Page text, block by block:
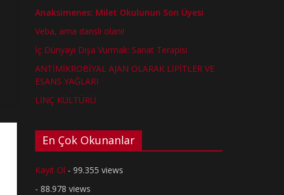
Anaksimenes: Milet Okulunun Son Üyesi
Veba, ama danslı olanı!
İç Dünyayı Dışa Vurmak: Sanat Terapisi
ANTİMİKROBİYAL AJAN OLARAK LİPİTLER VE
ESANS YAĞLARI
LİNÇ KÜLTÜRÜ
En Çok Okunanlar
Kayıt Ol - 99.355 views
- 88.978 views